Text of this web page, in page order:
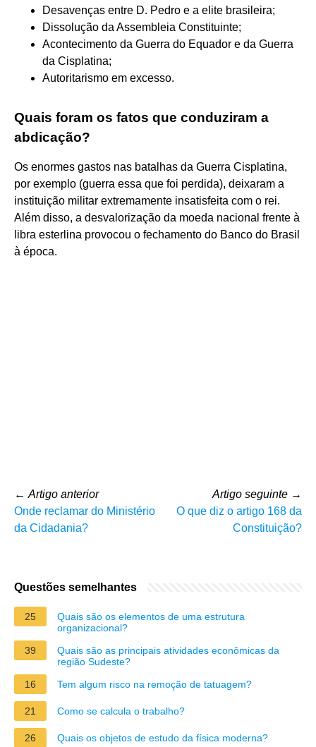
Desavenças entre D. Pedro e a elite brasileira;
Dissolução da Assembleia Constituinte;
Acontecimento da Guerra do Equador e da Guerra
da Cisplatina;
Autoritarismo em excesso.
Quais foram os fatos que conduziram a
abdicação?
Os enormes gastos nas batalhas da Guerra Cisplatina,
por exemplo (guerra essa que foi perdida), deixaram a
instituição militar extremamente insatisfeita com o rei.
Além disso, a desvalorização da moeda nacional frente à
libra esterlina provocou o fechamento do Banco do Brasil
à época.
← Artigo anterior
Onde reclamar do Ministério
da Cidadania?
Artigo seguinte →
O que diz o artigo 168 da
Constituição?
Questões semelhantes
25
Quais são os elementos de uma estrutura
organizacional?
39
Quais são as principais atividades econômicas da
região Sudeste?
16
Tem algum risco na remoção de tatuagem?
21 Como se calcula o trabalho?
26 Quais os objetos de estudo da física moderna?